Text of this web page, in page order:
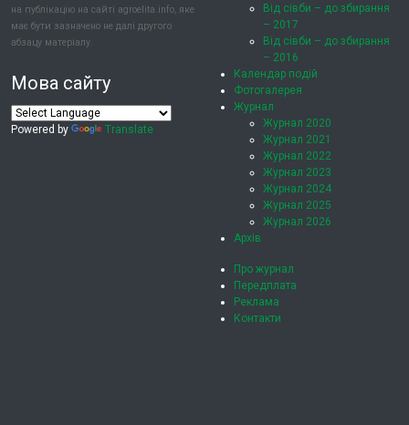
на публікацію на сайті agroelita.info, яке
має бути зазначено не далі другого
абзацу матеріалу.
Мова сайту
Powered by Translate
Від сівби – до збирання
– 2017
Від сівби – до збирання
– 2016
Календар подій
Фотогалерея
Журнал
Журнал 2020
Журнал 2021
Журнал 2022
Журнал 2023
Журнал 2024
Журнал 2025
Журнал 2026
Архів
Про журнал
Передплата
Реклама
Контакти